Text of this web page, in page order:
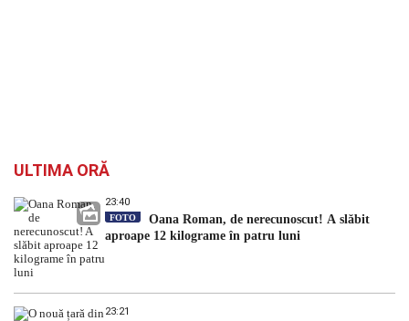
ULTIMA ORĂ
23:40
FOTO
Oana Roman, de nerecunoscut! A slăbit
aproape 12 kilograme în patru luni
23:21